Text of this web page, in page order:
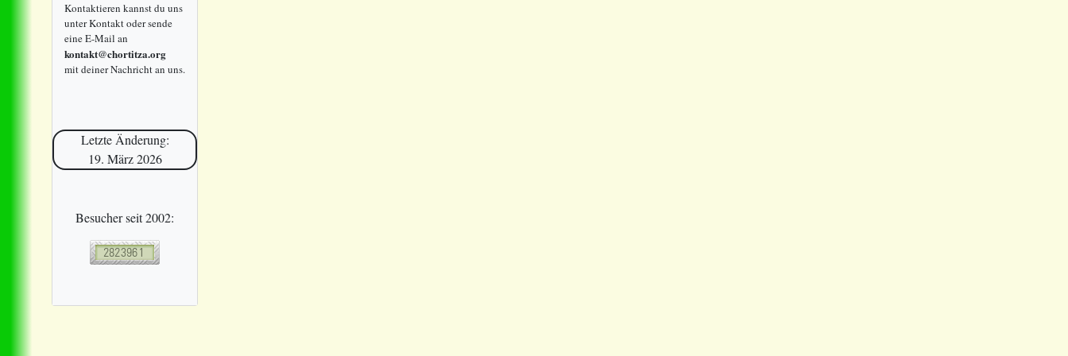
Kontaktieren kannst du uns
unter Kontakt oder sende
eine E-Mail an
kontakt@chortitza.org
mit deiner Nachricht an uns.
Letzte Änderung:
19. März 2026
Besucher seit 2002: